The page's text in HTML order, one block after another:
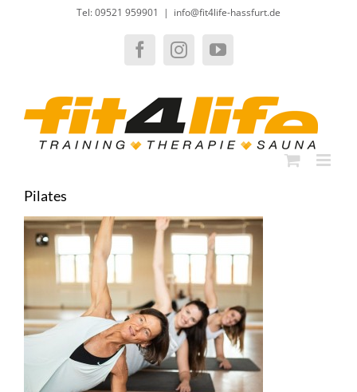
Tel: 09521 959901 | info@fit4life-hassfurt.de
FacebookInstagramYouTube
Pilates